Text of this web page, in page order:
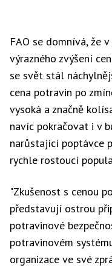
FAO se domnívá, že
výrazného zvýšení
se svět stál
cena potravin po
vysoká a značně
navíc pokračovat i v
narůstající poptávce
rychle rostoucí
"Zkušenost s cenou
představují ostrou
potravinové
potravinovém
organizace ve své